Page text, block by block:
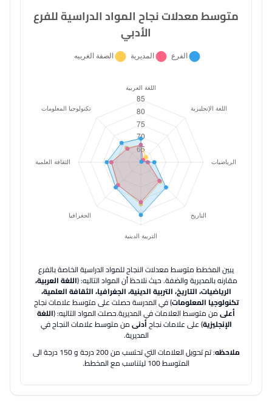
متوسط معدلات نجاح المواد الدراسية للفرع
الأدبي
يبين المخطط متوسط معدلات النجاح للمواد الدراسية الخاصة بالفرع
مقارنه بالمديرية والضفة.حيث نلاحظ أن المواد التاليه: (اللغة العربية،
الرياضيات، التاريخ، التربية الدينية، الجغرافيا، الثقافة العلمية،
تكنولوجيا المعلومات) في المدرسة حصلت على متوسط علامات نجاح
أعلىمن متوسط العلامات في المديرية.حصلت المواد التاليه: (اللغة
الإنجليزية) على علامات نجاحأدنىمن متوسط علامات النجاح في
المديرية.
ملاحظه
: تم تحويل العلامات التي تحتسب من 200 درجة و 150 درجة الى
المتوسط 100 ليتناسب مع المخطط.